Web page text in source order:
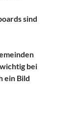
sind
bei
ein Bild